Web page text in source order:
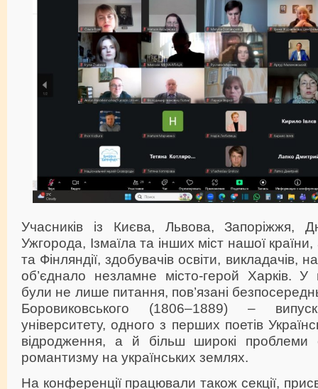
Учасників із Києва, Львова, Запоріжжя,
Ужгорода, Ізмаїла та інших міст нашої
та Фінляндії, здобувачів освіти, викладачів,
об’єднало незламне місто-герой Харків. У
були не лише питання, пов’язані
Боровиковського (1806–1889) –
університету, одного з перших поетів
відродження, а й більш широкі проблеми
романтизму на українських землях.
На конференції працювали також секції,